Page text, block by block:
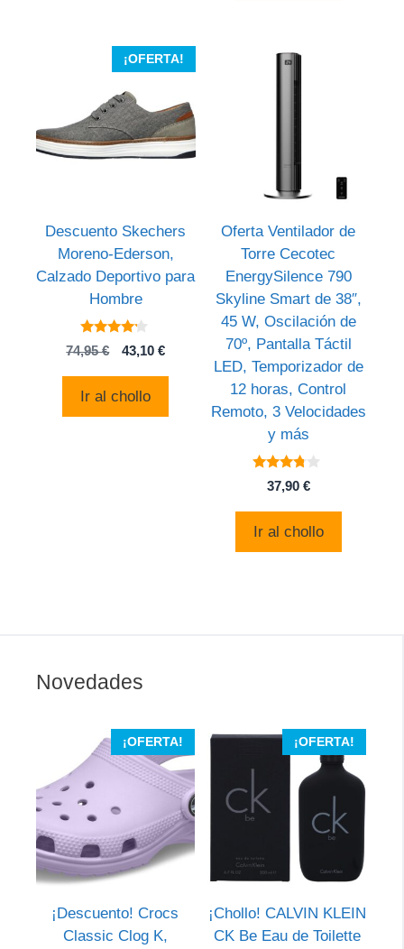
¡OFERTA!
Descuento Skechers
Moreno-Ederson,
Calzado Deportivo para
Hombre
4
de 5
74,95€
El
original
43,10€El
Ir al chollo
Oferta Ventilador de
Torre Cecotec
EnergySilence 790
Skyline Smart de 38″,
45 W, Oscilación de
70º, Pantalla Táctil
LED, Temporizador de
12 horas, Control
Remoto, 3 Velocidades
y más
3.6
de 5
37,90 €
Ir al chollo
Novedades
¡OFERTA!
¡Descuento! Crocs
Classic Clog K,
¡OFERTA!
¡Chollo! CALVIN KLEIN
CK Be Eau de Toilette